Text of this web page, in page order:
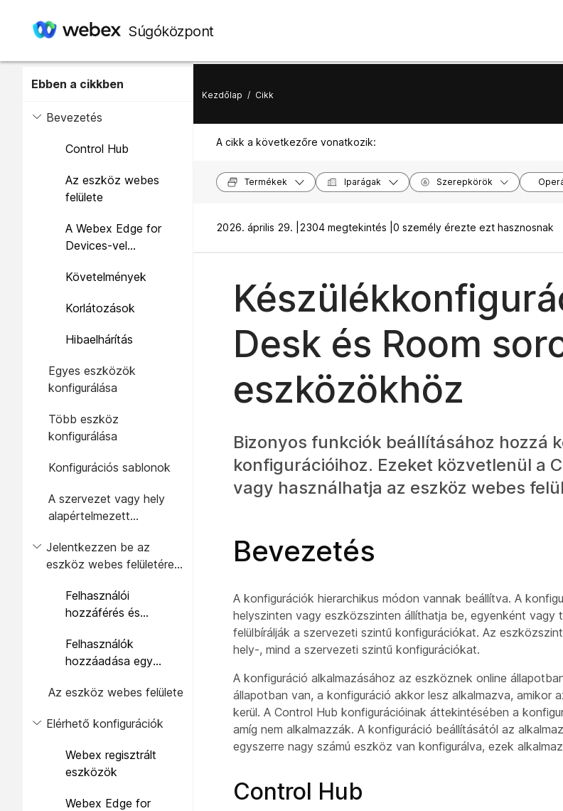
Súgóközpont
Ebben a cikkben
Bevezetés
Control Hub
Az eszköz webes
felülete
A Webex Edge for
Devices-vel
eszközök
Követelmények
Korlátozások
Hibaelhárítás
Egyes eszközök
konfigurálása
Több eszköz
konfigurálása
Konfigurációs sablonok
A szervezet vagy hely
alapértelmezett
Jelentkezzen be az
eszköz webes felületére
adatokkal
Felhasználói
hozzáférés és
Felhasználók
hozzáadása egy
listájához
Az eszköz webes felülete
Elérhető konfigurációk
Webex regisztrált
eszközök
Webex Edge for
Kezdőlap / Cikk
A cikk a következőre vonatkozik:
Termékek Iparágak Szerepkörök
2026. április 29. | 2304 megtekintés | 0 személy érezte ezt hasznosnak
Desk és Room
eszközökhöz
Bizonyos funkciók beállításához hozzá
konfigurációihoz. Ezeket közvetlenül a
vagy használhatja az eszköz webes
Bevezetés
A konfigurációk hierarchikus módon vannak beállítva. A
helyszinten vagy eszközszinten állíthatja be, egyenként vagy
felülbírálják a szervezeti szintű konfigurációkat. Az
hely-, mind a szervezeti szintű konfigurációkat.
A konfiguráció alkalmazásához az eszköznek online
állapotban van, a konfiguráció akkor lesz alkalmazva, amikor
kerül. A Control Hub konfigurációinak áttekintésében a
amíg nem alkalmazzák. A konfiguráció beállításától az
egyszerre nagy számú eszköz van konfigurálva, ezek
Control Hub